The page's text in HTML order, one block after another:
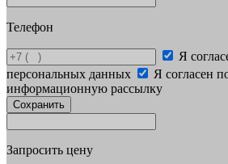
Телефон
Я
персональных данных
Я согласен
информационную рассылку
Сохранить
Запросить цену